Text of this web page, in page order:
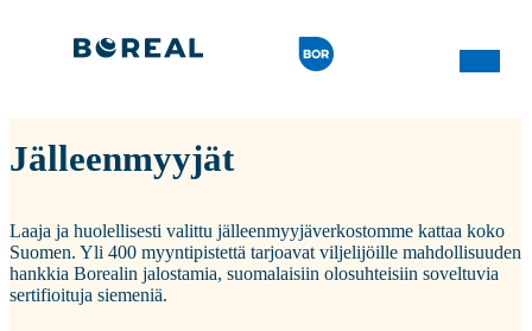
Jälleenmyyjät
Laaja ja huolellisesti valittu jälleenmyyjäverkostomme kattaa koko
Suomen. Yli 400 myyntipistettä tarjoavat viljelijöille mahdollisuuden
hankkia Borealin jalostamia, suomalaisiin olosuhteisiin soveltuvia
sertifioituja siemeniä.